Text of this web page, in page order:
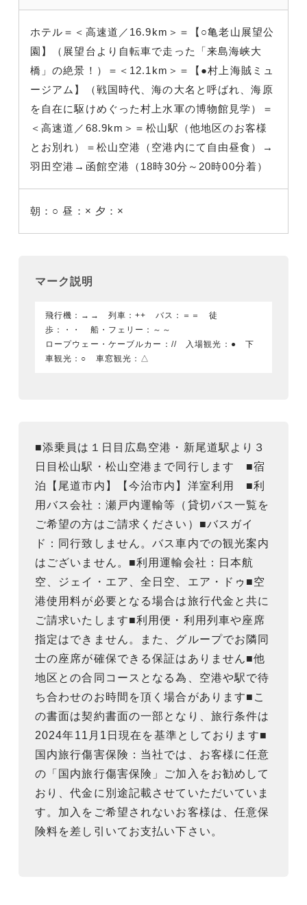
ホテル ＝＜高速道／16.9km ＞＝【○亀老山展望公
園】（展望台より自転車で走った「来島海峡大
橋」の絶景！ ）＝＜12.1km＞＝【●村上海賊ミュ
ージアム】（戦国時代、海の大名と呼ばれ、海原
を自在に駆けめぐった村上水軍の博物館見学）＝
＜高速道／68.9km ＞＝松山駅（他地区のお客様
とお別れ）＝松山空港（ 空港内にて自由昼食）→
羽田空港 →函館空港（18時30分～20時00分着）
朝：○ 昼：× 夕：×
マーク説明
飛行機：→→ 列車：++ バス：＝＝ 徒
歩：・・ 船・フェリー：～～
ロープウェー・ケーブルカー：// 入場観光：● 下
車観光：○ 車窓観光：△
■添乗員は１日目広島空港・新尾道駅より３
日目松山駅・松山空港まで同行します ■宿
泊【尾道市内】【今治市内】洋室利用 ■利
用バス会社：瀬戸内運輸等（貸切バス一覧を
ご希望の方はご請求ください）■バスガイ
ド：同行致しません。バス車内での観光案内
はございません。■利用運輸会社：日本航
空、ジェイ・エア、全日空、エア・ドゥ■空
港使用料が必要となる場合は旅行代金と共に
ご請求いたします■利用便・利用列車や座席
指定はできません。また、グループでお隣同
士の座席が確保できる保証はありません■他
地区との合同コースとなる為、空港や駅で待
ち合わせのお時間を頂く場合があります■こ
の書面は契約書面の一部となり、旅行条件は
2024年11月1日現在を基準としております■
国内旅行傷害保険：当社では、お客様に任意
の「国内旅行傷害保険」ご加入をお勧めして
おり、代金に別途記載させていただいていま
す。加入をご希望されないお客様は、任意保
険料を差し引いてお支払い下さい。